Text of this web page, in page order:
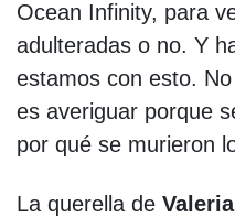
Ocean Infinity, para
adulteradas o no. Y
estamos con esto.
es averiguar porque
por qué se murieron
La querella de